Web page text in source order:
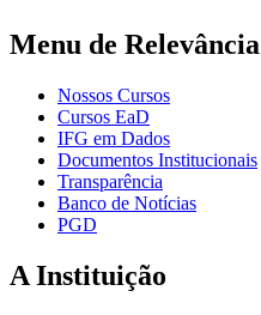
Menu de Relevância
Nossos Cursos
Cursos EaD
IFG em Dados
Documentos Institucionais
Transparência
Banco de Notícias
PGD
A Instituição